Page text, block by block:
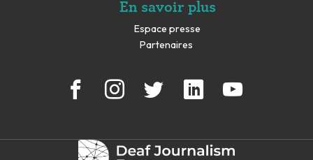
En savoir plus
Espace presse
Partenaires